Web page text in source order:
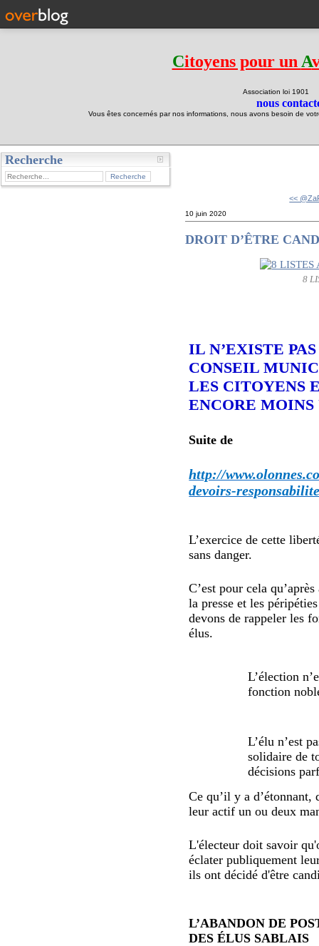
Citoyens pour un A
Association loi
nous
Vous êtes concernés par nos informations, nous avons besoin de
Recherche
<<
10 juin 2020
DROIT D’ÊTRE
8
IL N’EXISTE
CONSEIL
LES CITOYENS
ENCORE MOINS
Suite de
http://
devoirs-
L’exercice de cette
sans danger.
C’est pour cela
la presse et les
devons de rappeler les
élus.
L’élection
fonction
L’élu n’est
solidaire de
décisions
Ce qu’il y a
leur actif un ou deux
L'électeur doit savoir
éclater publiquement
ils ont décidé d'être
L’ABANDON DE
DES ÉLUS SABLAIS